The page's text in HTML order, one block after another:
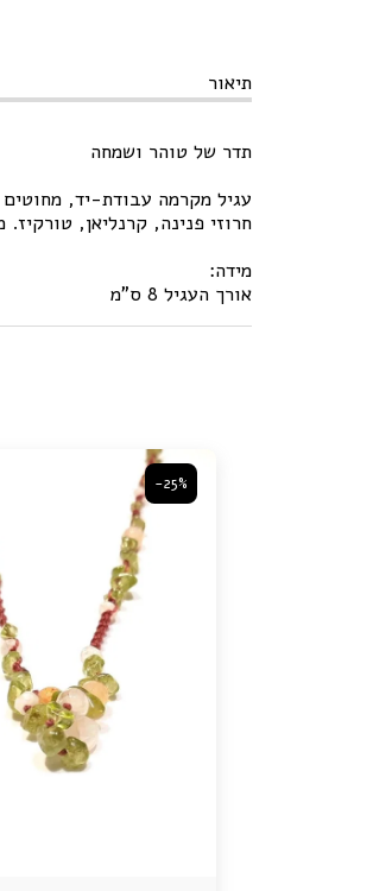
תיאור
תדר של טוהר ושמחה
עגיל מקרמה עבודת-יד,
חרוזי פנינה, קרנליאן,
מידה:
אורך העגיל 8 ס"מ
-25%